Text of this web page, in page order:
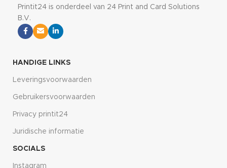
Printit24 is onderdeel van 24 Print and Card Solutions
B.V.
HANDIGE LINKS
Leveringsvoorwaarden
Gebruikersvoorwaarden
Privacy printit24
Juridische informatie
SOCIALS
Instagram